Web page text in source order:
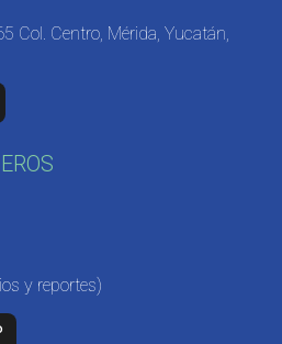
Col. Centro, Mérida, Yucatán,
y reportes)